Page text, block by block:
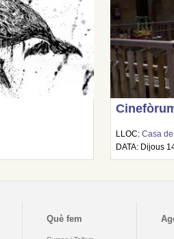
LLOC:Casa
DATA: Dijous
Què fem